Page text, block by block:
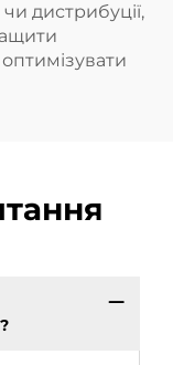
дистрибуції,